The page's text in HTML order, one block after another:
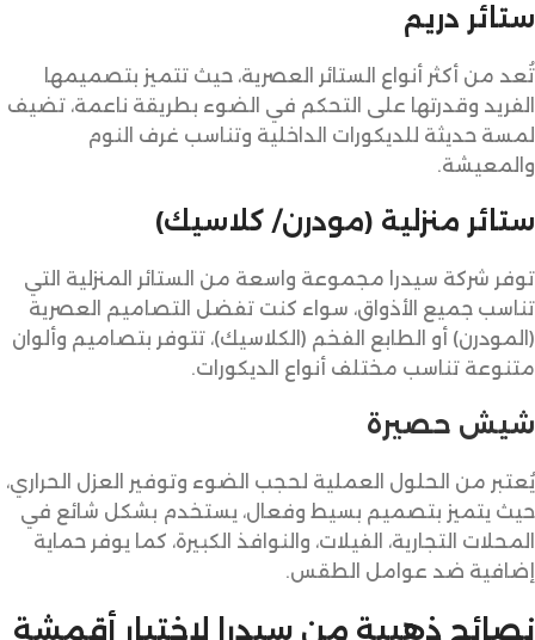
ستائر دريم
تُعد من أكثر أنواع الستائر العصرية، حيث تتميز بتصميمها
الفريد وقدرتها على التحكم في الضوء بطريقة ناعمة، تضيف
لمسة حديثة للديكورات الداخلية وتناسب غرف النوم
والمعيشة.
ستائر منزلية (مودرن/ كلاسيك)
توفر شركة سيدرا مجموعة واسعة من الستائر المنزلية التي
تناسب جميع الأذواق، سواء كنت تفضل التصاميم العصرية
(المودرن) أو الطابع الفخم (الكلاسيك)، تتوفر بتصاميم وألوان
متنوعة تناسب مختلف أنواع الديكورات.
شيش حصيرة
يُعتبر من الحلول العملية لحجب الضوء وتوفير العزل الحراري،
حيث يتميز بتصميم بسيط وفعال، يستخدم بشكل شائع في
المحلات التجارية، الفيلات، والنوافذ الكبيرة، كما يوفر حماية
إضافية ضد عوامل الطقس.
نصائح ذهبية من سيدرا لاختيار أقمشة